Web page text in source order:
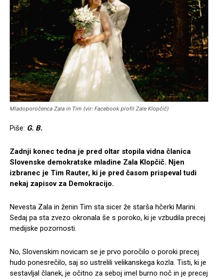
Mladoporočenca Zala in Tim (vir: Facebook profil Zale Klopčič)
Piše: G. B.
Zadnji konec tedna je pred oltar stopila vidna članica
Slovenske demokratske mladine Zala Klopčič. Njen
izbranec je Tim Rauter, ki je pred časom prispeval tudi
nekaj zapisov za Demokracijo.
Nevesta Zala in ženin Tim sta sicer že starša hčerki Marini.
Sedaj pa sta zvezo okronala še s poroko, ki je vzbudila precej
medijske pozornosti.
No, Slovenskim novicam se je prvo poročilo o poroki precej
hudo ponesrečilo, saj so ustrelili velikanskega kozla. Tisti, ki je
sestavljal članek, je očitno za seboj imel burno noč in je precej